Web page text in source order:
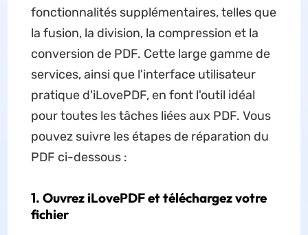
fonctionnalités supplémentaires, telles que
la fusion, la division, la compression et la
conversion de PDF. Cette large gamme de
services, ainsi que l'interface utilisateur
pratique d'iLovePDF, en font l'outil idéal
pour toutes les tâches liées aux PDF. Vous
pouvez suivre les étapes de réparation du
PDF ci-dessous :
1. Ouvrez iLovePDF et téléchargez votre
fichier